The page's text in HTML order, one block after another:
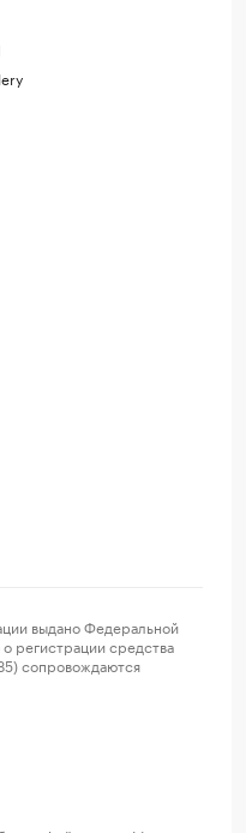
выдано Федеральной
регистрации средства
сопровождаются